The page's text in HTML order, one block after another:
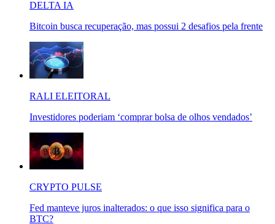
DELTA IA
Bitcoin busca recuperação, mas possui 2 desafios pela frente
RALI ELEITORAL
Investidores poderiam ‘comprar bolsa de olhos vendados’
CRYPTO PULSE
Fed manteve juros inalterados: o que isso significa para o
BTC?